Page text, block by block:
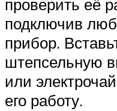
проверить её
подключив
прибор.
штепсельную
или
его работу.